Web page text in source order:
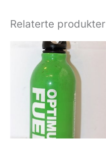
u/endevegger.
Relaterte produkter